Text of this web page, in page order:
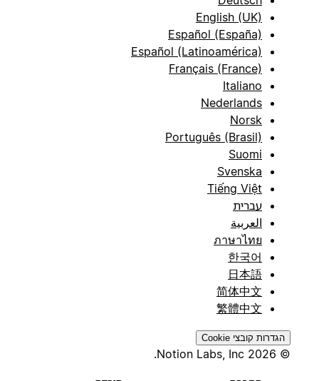
English (UK)
Español (España)
Español (Latinoamérica)
Français (France)
Italiano
Nederlands
Norsk
Português (Brasil)
Suomi
Svenska
Tiếng Việt
עברית
العربية
ภาษาไทย
한국어
日本語
简体中文
繁體中文
הגדרות קובצי Cookie